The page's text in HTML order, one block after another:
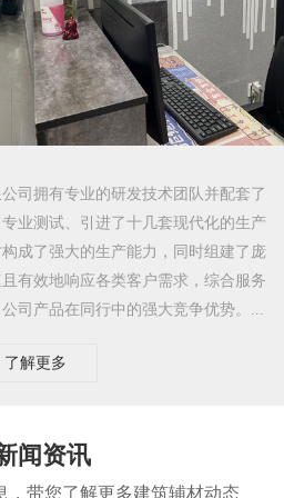
司拥有专业的研发技术团队并配套了
业测试、引进了十几套现代化的生产
成了强大的生产能力，同时组建了庞
有效地响应各类客户需求，综合服务
司产品在同行中的强大竞争优势。...
了解更多
闻资讯